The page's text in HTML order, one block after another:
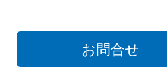
お問合せ